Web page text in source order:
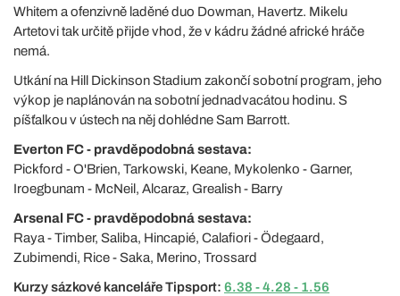
Whitem a ofenzivně laděné duo Dowman, Havertz. Mikelu
Artetovi tak určitě přijde vhod, že v kádru žádné africké hráče
nemá.
Utkání na Hill Dickinson Stadium zakončí sobotní program, jeho
výkop je naplánován na sobotní jednadvacátou hodinu. S
píšťalkou v ústech na něj dohlédne Sam Barrott.
Everton FC - pravděpodobná sestava:
Pickford - O'Brien, Tarkowski, Keane, Mykolenko - Garner,
Iroegbunam - McNeil, Alcaraz, Grealish - Barry
Arsenal FC - pravděpodobná sestava:
Raya - Timber, Saliba, Hincapié, Calafiori - Ödegaard,
Zubimendi, Rice - Saka, Merino, Trossard
Kurzy sázkové kanceláře Tipsport: 6.38 - 4.28 - 1.56